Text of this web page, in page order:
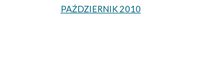
PAŹDZIERNIK 2010